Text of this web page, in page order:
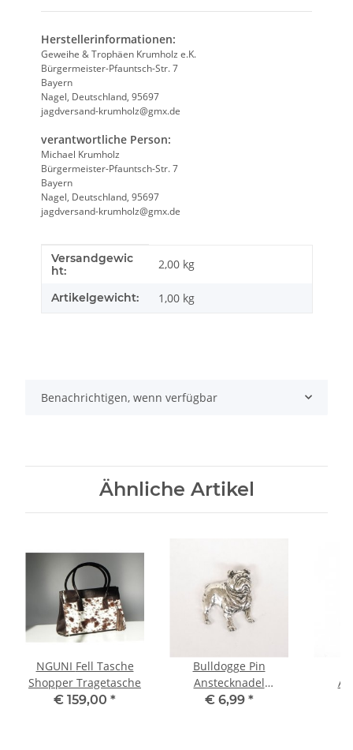
Herstellerinformationen:
Geweihe & Trophäen Krumholz e.K.
Bürgermeister-Pfauntsch-Str. 7
Bayern
Nagel, Deutschland, 95697
jagdversand-krumholz@gmx.de
verantwortliche Person:
Michael Krumholz
Bürgermeister-Pfauntsch-Str. 7
Bayern
Nagel, Deutschland, 95697
jagdversand-krumholz@gmx.de
Produkteigenschaft
Wert
Versandgewic
ht:
2,00 kg
Artikelgewicht: 1,00 kg
Benachrichtigen, wenn verfügbar
Ähnliche Artikel
NGUNI Fell Tasche
Shopper Tragetasche
€ 159,00 *
Bulldogge Pin
Anstecknadel
Anstecker Button
€ 6,99 *